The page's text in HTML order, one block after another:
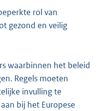
rol van
gezond en veilig
waarbinnen het beleid
Regels moeten
invulling te
bij het Europese